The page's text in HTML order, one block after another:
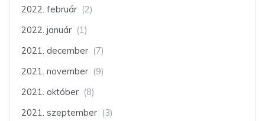
2022. február (2)
2022. január (1)
2021. december (7)
2021. november (9)
2021. október (8)
2021. szeptember (3)